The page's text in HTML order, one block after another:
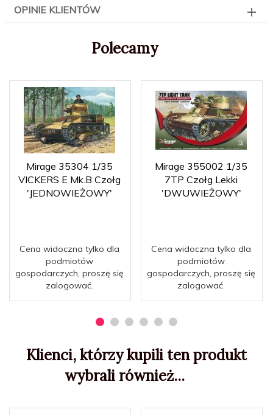
OPINIE KLIENTÓW
Polecamy
Mirage 35304 1/35
VICKERS E Mk.B Czołg
'JEDNOWIEŻOWY'
Cena widoczna tylko dla
podmiotów
gospodarczych, proszę się
zalogować.
Mirage 355002 1/35
7TP Czołg Lekki
'DWUWIEŻOWY'
Cena widoczna tylko dla
podmiotów
gospodarczych, proszę się
zalogować.
Klienci, którzy kupili ten produkt
wybrali również...